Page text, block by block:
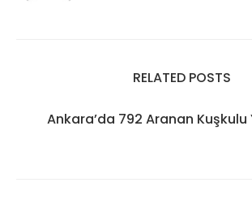
RELATED POSTS
Ankara’da 792 Aranan Kuşkulu